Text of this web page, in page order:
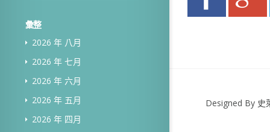
彙整
2026 年 八月
2026 年 七月
2026 年 六月
2026 年 五月
2026 年 四月
Designed By 史